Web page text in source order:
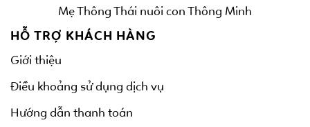
Mẹ Thông Thái nuôi con Thông Minh
HỖ TRỢ KHÁCH HÀNG
Giới thiệu
Điều khoảng sử dụng dịch vụ
Hướng dẫn thanh toán